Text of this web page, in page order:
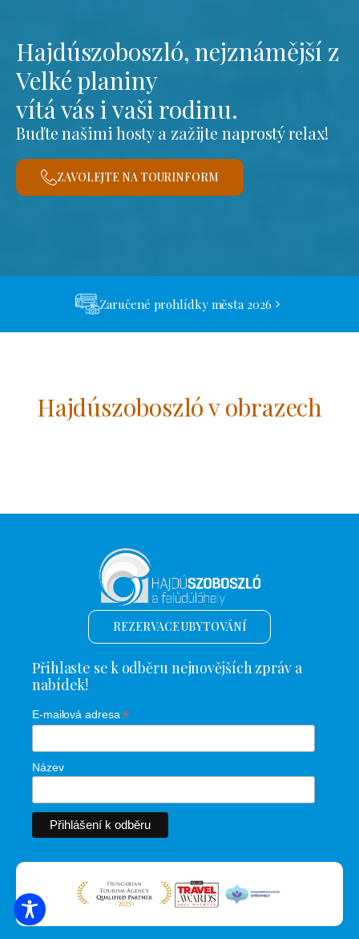
Hajdúszoboszló, nejznámější z
Velké planiny
vítá vás i vaši rodinu.
Buďte našimi hosty a zažijte naprostý relax!
ZAVOLEJTE NA TOURINFORM
Zaručené prohlídky města 2026
Hajdúszoboszló v obrazech
REZERVACE UBYTOVÁNÍ
Přihlaste se k odběru nejnovějších zpráv a
nabídek!
E-mailová adresa*
Název